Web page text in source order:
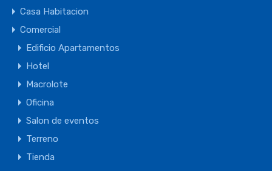
Casa Habitacion
Comercial
Edificio Apartamentos
Hotel
Macrolote
Oficina
Salon de eventos
Terreno
Tienda